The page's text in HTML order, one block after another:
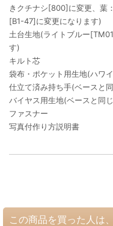
きクチナシ[800]に変更、
[B1-47]に変更になります)
土台生地(ライトブルー
す)
キルト芯
袋布・ポケット用生地(ハワ
仕立て済み持ち手(ベースと
バイヤス用生地(ベースと同
ファスナー
写真付作り方説明書
この商品を買った人は